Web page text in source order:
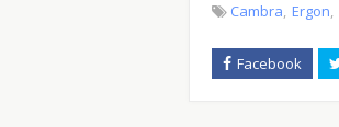
Cambra Ergon